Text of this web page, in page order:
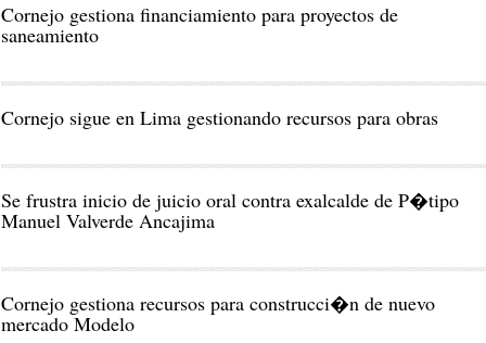
Cornejo gestiona financiamiento para proyectos de
saneamiento
Cornejo sigue en Lima gestionando recursos para obras
Se frustra inicio de juicio oral contra exalcalde de P�tipo
Manuel Valverde Ancajima
Cornejo gestiona recursos para construcci�n de nuevo
mercado Modelo